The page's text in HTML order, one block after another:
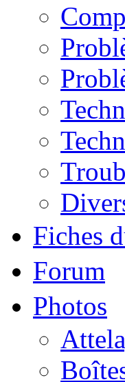
Fiches
Forum
Photos